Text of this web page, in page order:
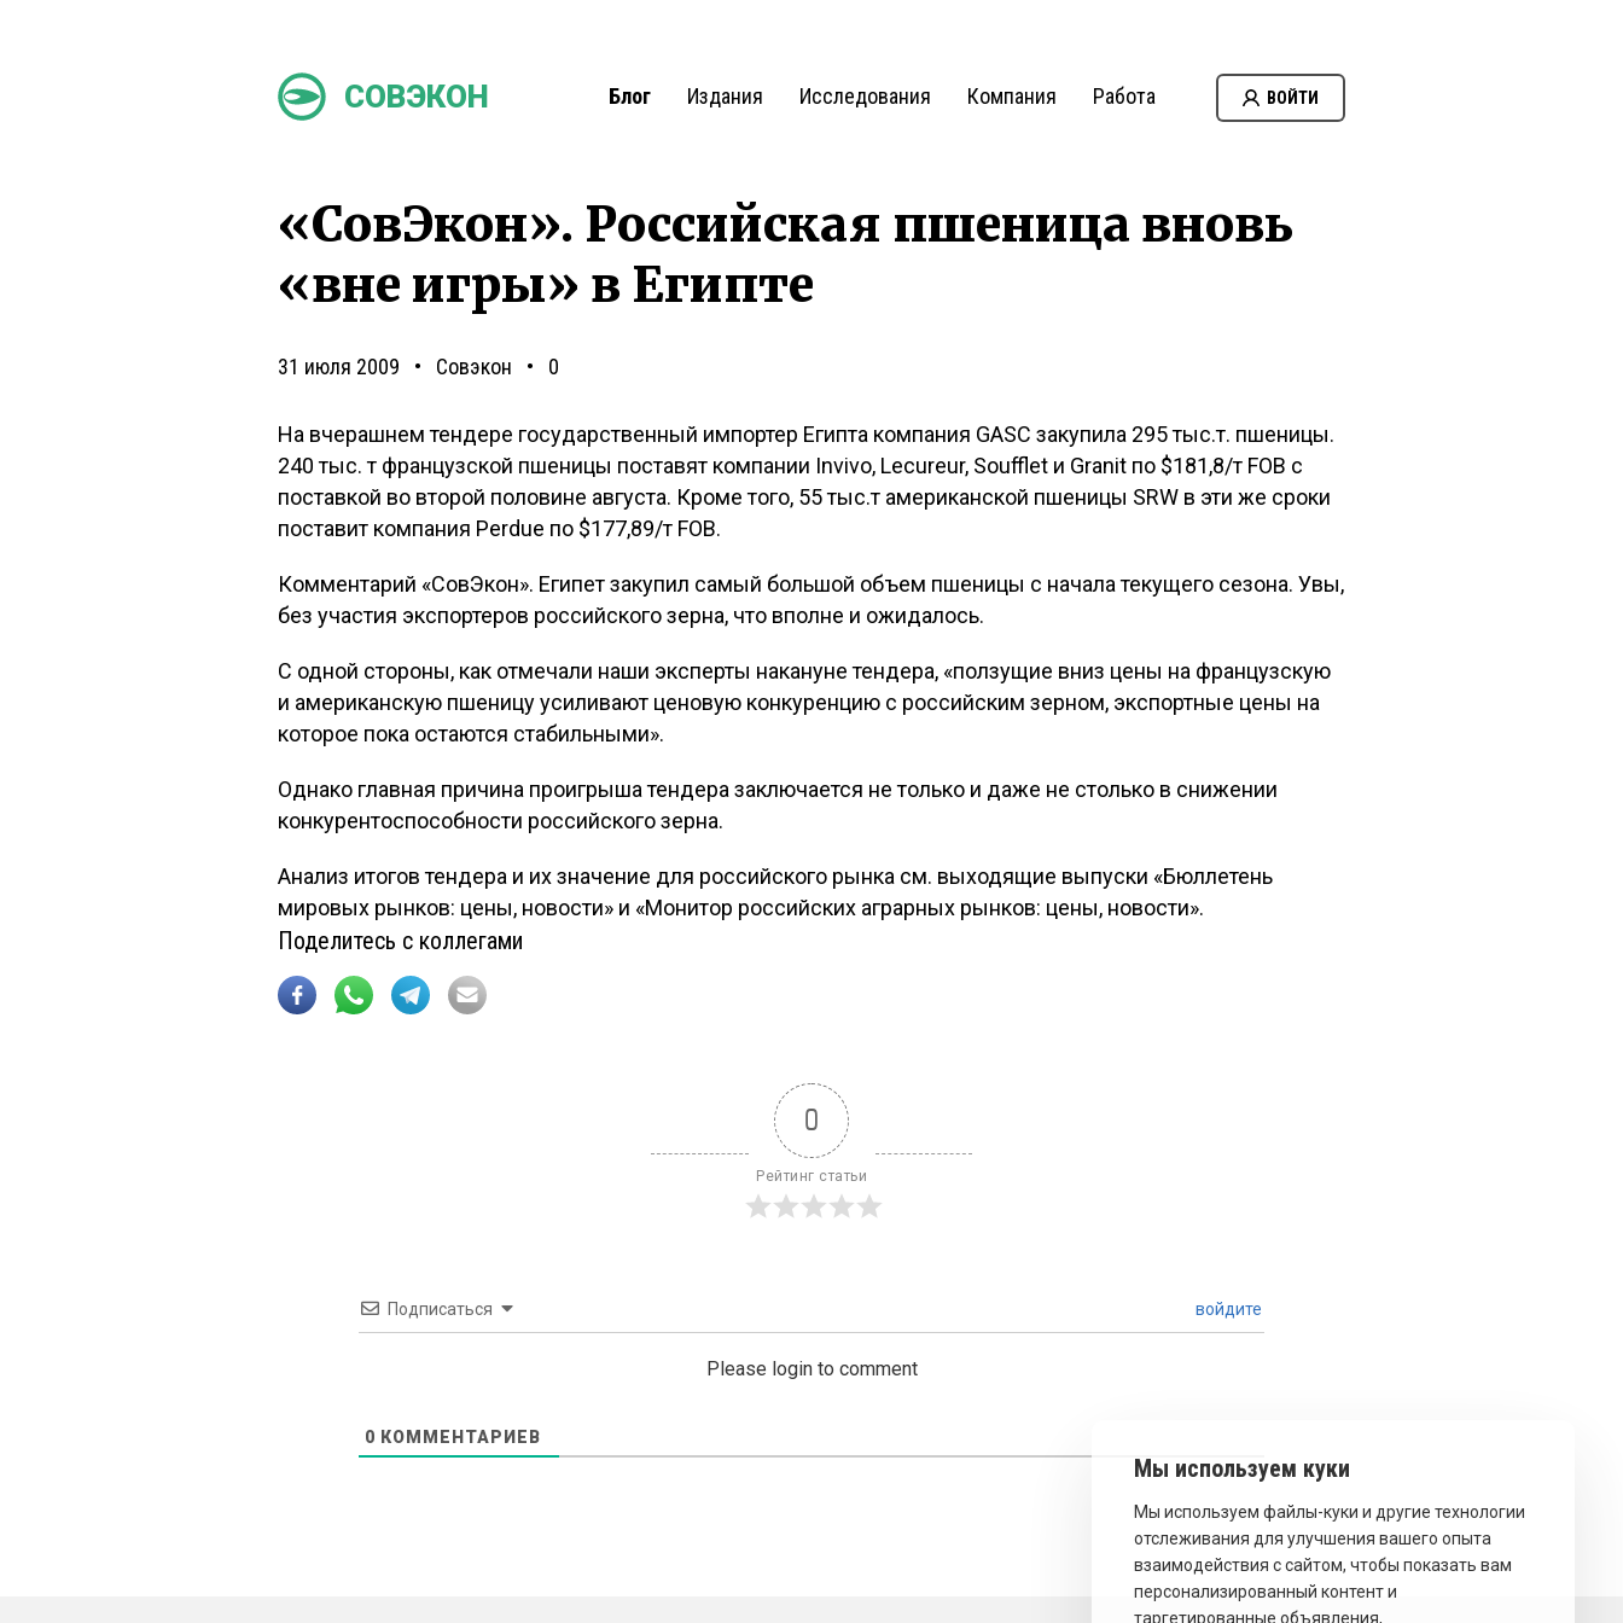
СОВЭКОН Блог Издания Исследования Компания Работа ВОЙТИ
«СовЭкон». Российская пшеница вновь
«вне игры» в Египте
31 июля 2009 Совэкон 0
На вчерашнем тендере государственный импортер Египта компания GASC закупила 295 тыс.т. пшеницы.
240 тыс. т французской пшеницы поставят компании Invivo, Lecureur, Soufflet и Granit по $181,8/т FOB c
поставкой во второй половине августа. Кроме того, 55 тыс.т американской пшеницы SRW в эти же сроки
поставит компания Perdue по $177,89/т FOB.
Комментарий «СовЭкон». Египет закупил самый большой объем пшеницы с начала текущего сезона. Увы,
без участия экспортеров российского зерна, что вполне и ожидалось.
С одной стороны, как отмечали наши эксперты накануне тендера, «ползущие вниз цены на французскую
и американскую пшеницу усиливают ценовую конкуренцию с российским зерном, экспортные цены на
которое пока остаются стабильными».
Однако главная причина проигрыша тендера заключается не только и даже не столько в снижении
конкурентоспособности российского зерна.
Анализ итогов тендера и их значение для российского рынка см. выходящие выпуски «Бюллетень
мировых рынков: цены, новости» и «Монитор российских аграрных рынков: цены, новости».
Поделитесь с коллегами
0
Рейтинг статьи
Подписаться войдите
Please login to comment
0 КОММЕНТАРИЕВ